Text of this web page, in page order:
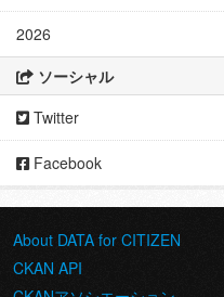
2026
ソーシャル
Twitter
Facebook
About DATA for CITIZEN
CKAN API